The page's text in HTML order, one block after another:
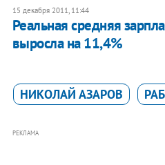
15 декабря 2011, 11:44
​Реальная средняя
выросла на 11,4%
НИКОЛАЙ АЗАРОВ
РЕКЛАМА